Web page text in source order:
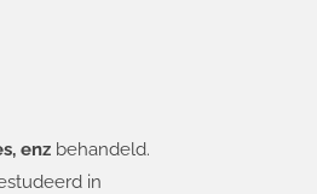
enz behandeld.
in